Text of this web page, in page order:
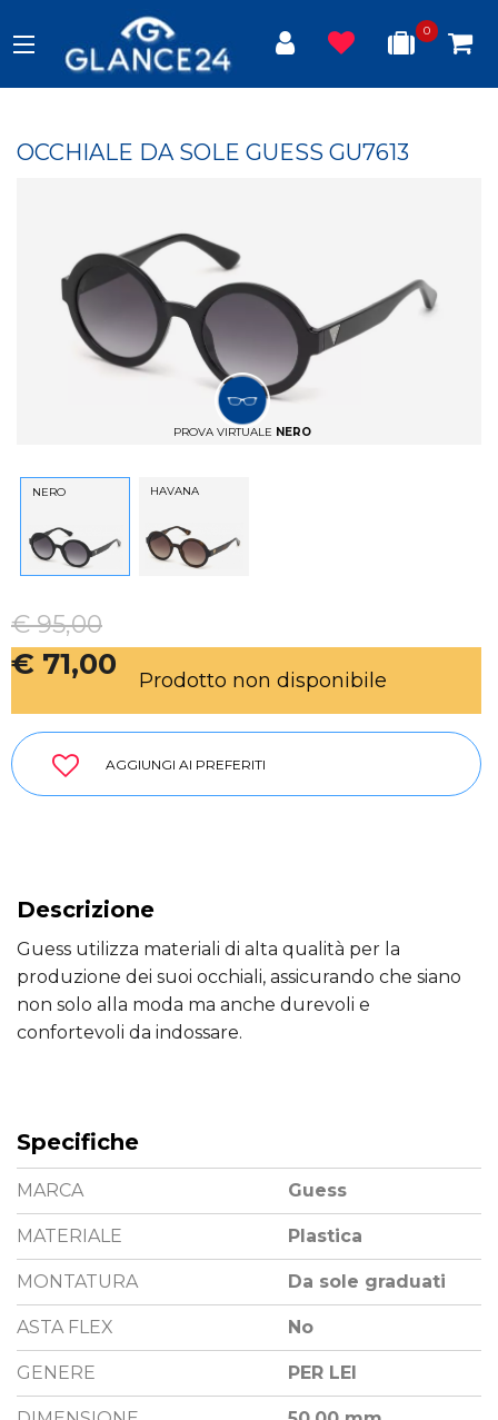
0
OCCHIALE DA SOLE GUESS GU7613
PROVA VIRTUALE NERO
NERO HAVANA
€ 95,00
€ 71,00 Prodotto non disponibile
AGGIUNGI AI PREFERITI
Descrizione
Guess utilizza materiali di alta qualità per la
produzione dei suoi occhiali, assicurando che siano
non solo alla moda ma anche durevoli e
confortevoli da indossare.
Specifiche
MARCA Guess
MATERIALE Plastica
MONTATURA Da sole graduati
ASTA FLEX No
GENERE PER LEI